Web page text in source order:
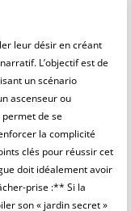
leur désir en créant
L’objectif est de
un scénario
ascenseur ou
de se
la complicité
clés pour réussir cet
doit idéalement avoir
prise :** Si la
son « jardin secret »